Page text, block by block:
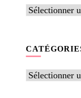
Archives
Catégories